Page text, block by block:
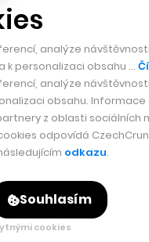
analýze
k personalizaci obsahu …
analýze
obsahu. Informace
z oblasti sociálních
odpovídá
odkazu.
Souhlasím
cookies